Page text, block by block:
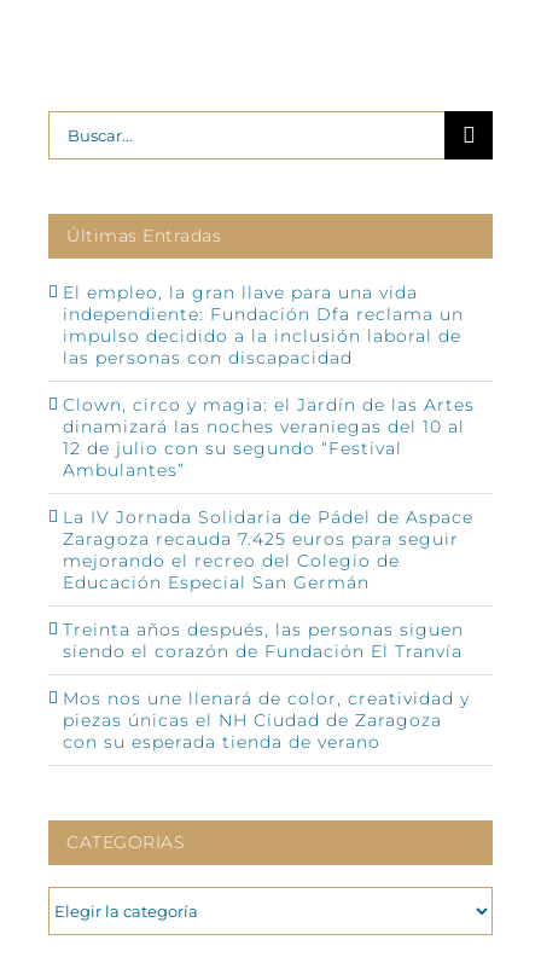
Buscar:
Últimas Entradas
El empleo, la gran llave para una vida
independiente: Fundación Dfa reclama un
impulso decidido a la inclusión laboral de
las personas con discapacidad
Clown, circo y magia: el Jardín de las Artes
dinamizará las noches veraniegas del 10 al
12 de julio con su segundo “Festival
Ambulantes”
La IV Jornada Solidaria de Pádel de Aspace
Zaragoza recauda 7.425 euros para seguir
mejorando el recreo del Colegio de
Educación Especial San Germán
Treinta años después, las personas siguen
siendo el corazón de Fundación El Tranvía
Mos nos une llenará de color, creatividad y
piezas únicas el NH Ciudad de Zaragoza
con su esperada tienda de verano
CATEGORIAS
CATEGORIAS